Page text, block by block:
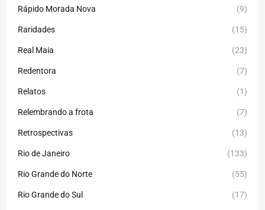
Rápido Morada Nova (9)
Raridades (15)
Real Maia (23)
Redentora (7)
Relatos (1)
Relembrando a frota (7)
Retrospectivas (13)
Rio de Janeiro (133)
Rio Grande do Norte (55)
Rio Grande do Sul (17)